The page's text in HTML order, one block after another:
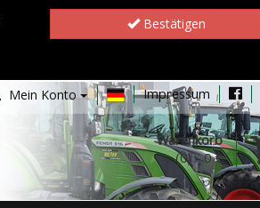
Bestätigen
Mein Konto Impressum
Warenkorb
(0)-0 €